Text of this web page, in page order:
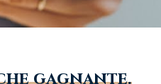
gagnante.